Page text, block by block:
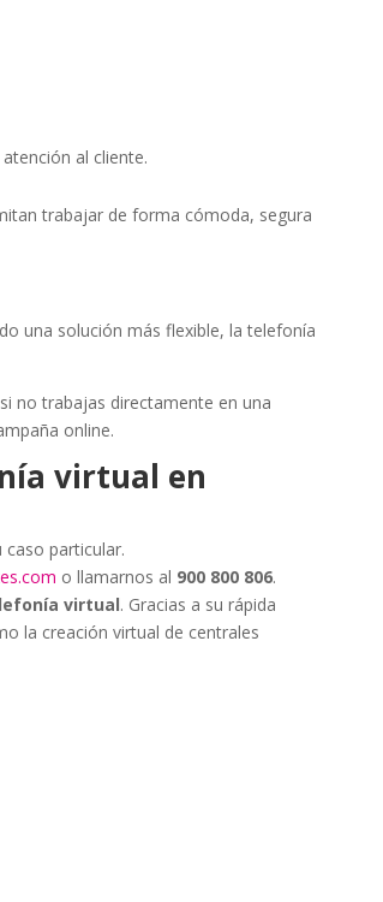
al cliente.
trabajar de forma cómoda, segura
una solución más flexible, la telefonía
no trabajas directamente en una
online.
virtual en
particular.
o llamarnos al 900 800 806.
virtual. Gracias a su rápida
la creación virtual de centrales